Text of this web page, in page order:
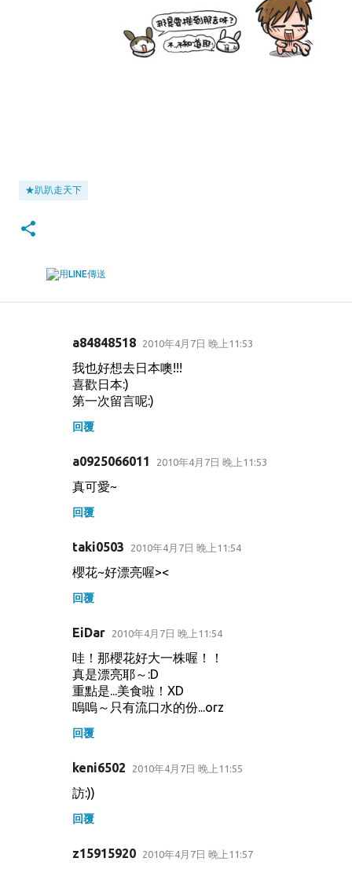
★趴趴走天下
a84848518 2010年4月7日 晚上11:53
我也好想去日本噢!!!
喜歡日本:)
第一次留言呢:)
回覆
a0925066011 2010年4月7日 晚上11:53
真可愛~
回覆
taki0503 2010年4月7日 晚上11:54
櫻花~好漂亮喔><
回覆
EiDar 2010年4月7日 晚上11:54
哇！那櫻花好大一株喔！！
真是漂亮耶～:D
重點是...美食啦！XD
嗚嗚～只有流口水的份...orz
回覆
keni6502 2010年4月7日 晚上11:55
訪:))
回覆
z15915920 2010年4月7日 晚上11:57